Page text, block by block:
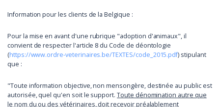
Information pour les clients de la Belgique :
Pour la mise en avant d'une rubrique "adoption d'animaux", il
convient de respecter l'article 8 du Code de déontologie
(https://www.ordre-veterinaires.be/TEXTES/code_2015.pdf) stipulant
que :
"Toute information objective, non mensongère, destinée au public est
autorisée, quel qu'en soit le support.Toute dénomination autre que
le nom du ou des vétérinaires, doit recevoir préalablement